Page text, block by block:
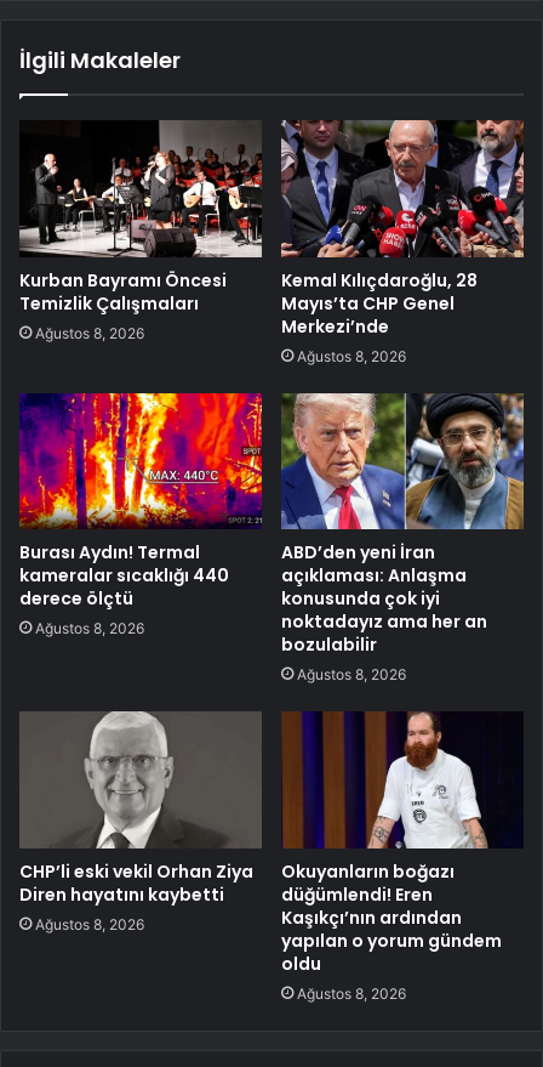
İlgili Makaleler
Kurban Bayramı Öncesi
Temizlik Çalışmaları
Ağustos 8, 2026
Kemal Kılıçdaroğlu, 28
Mayıs’ta CHP Genel
Merkezi’nde
Ağustos 8, 2026
Burası Aydın! Termal
kameralar sıcaklığı 440
derece ölçtü
Ağustos 8, 2026
ABD’den yeni İran
açıklaması: Anlaşma
konusunda çok iyi
noktadayız ama her an
bozulabilir
Ağustos 8, 2026
CHP’li eski vekil Orhan Ziya
Diren hayatını kaybetti
Ağustos 8, 2026
Okuyanların boğazı
düğümlendi! Eren
Kaşıkçı’nın ardından
yapılan o yorum gündem
oldu
Ağustos 8, 2026